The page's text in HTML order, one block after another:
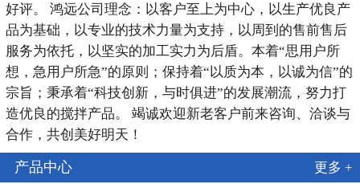
好评。 鸿远公司理念：以客户至上为中心，以生产优良产
品为基础，以专业的技术力量为支持，以周到的售前售后
服务为依托，以坚实的加工实力为后盾。本着“思用户所
想，急用户所急”的原则；保持着“以质为本，以诚为信”的
宗旨；秉承着“科技创新，与时俱进”的发展潮流，努力打
造优良的搅拌产品。 竭诚欢迎新老客户前来咨询、洽谈与
合作，共创美好明天！
产品中心 更多 +